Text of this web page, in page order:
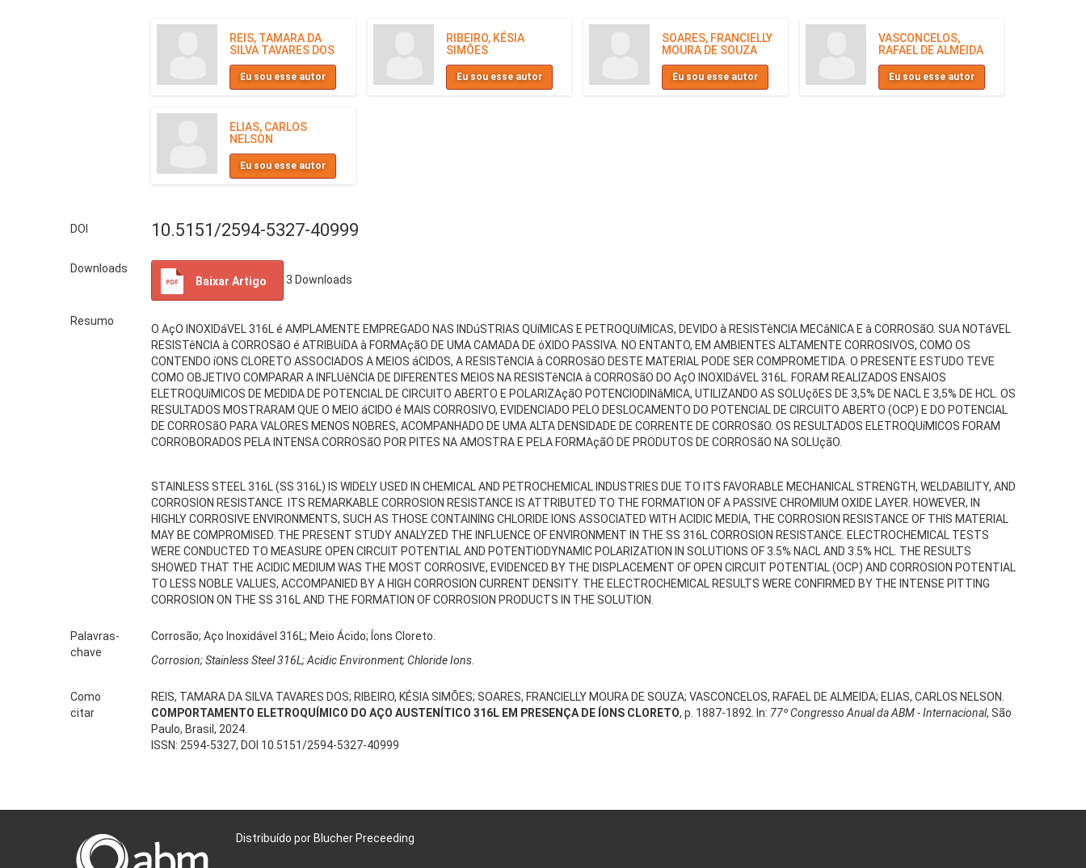
REIS, TAMARA DA
SILVA TAVARES DOS
Eu sou esse autor
RIBEIRO, KÉSIA
SIMÕES
Eu sou esse autor
SOARES, FRANCIELLY
MOURA DE SOUZA
Eu sou esse autor
VASCONCELOS,
RAFAEL DE ALMEIDA
Eu sou esse autor
ELIAS, CARLOS
NELSON
Eu sou esse autor
DOI 10.5151/2594-5327-40999
Downloads
Baixar Artigo
3 Downloads
Resumo
O AçO INOXIDáVEL 316L é AMPLAMENTE EMPREGADO NAS INDúSTRIAS QUíMICAS E PETROQUíMICAS, DEVIDO à RESISTêNCIA MECâNICA E à CORROSãO. SUA NOTáVEL
RESISTêNCIA à CORROSãO é ATRIBUíDA à FORMAçãO DE UMA CAMADA DE óXIDO PASSIVA. NO ENTANTO, EM AMBIENTES ALTAMENTE CORROSIVOS, COMO OS
CONTENDO íONS CLORETO ASSOCIADOS A MEIOS áCIDOS, A RESISTêNCIA à CORROSãO DESTE MATERIAL PODE SER COMPROMETIDA. O PRESENTE ESTUDO TEVE
COMO OBJETIVO COMPARAR A INFLUêNCIA DE DIFERENTES MEIOS NA RESISTêNCIA à CORROSãO DO AçO INOXIDáVEL 316L. FORAM REALIZADOS ENSAIOS
ELETROQUíMICOS DE MEDIDA DE POTENCIAL DE CIRCUITO ABERTO E POLARIZAçãO POTENCIODINâMICA, UTILIZANDO AS SOLUçõES DE 3,5% DE NACL E 3,5% DE HCL. OS
RESULTADOS MOSTRARAM QUE O MEIO áCIDO é MAIS CORROSIVO, EVIDENCIADO PELO DESLOCAMENTO DO POTENCIAL DE CIRCUITO ABERTO (OCP) E DO POTENCIAL
DE CORROSãO PARA VALORES MENOS NOBRES, ACOMPANHADO DE UMA ALTA DENSIDADE DE CORRENTE DE CORROSãO. OS RESULTADOS ELETROQUíMICOS FORAM
CORROBORADOS PELA INTENSA CORROSãO POR PITES NA AMOSTRA E PELA FORMAçãO DE PRODUTOS DE CORROSãO NA SOLUçãO.
STAINLESS STEEL 316L (SS 316L) IS WIDELY USED IN CHEMICAL AND PETROCHEMICAL INDUSTRIES DUE TO ITS FAVORABLE MECHANICAL STRENGTH, WELDABILITY, AND
CORROSION RESISTANCE. ITS REMARKABLE CORROSION RESISTANCE IS ATTRIBUTED TO THE FORMATION OF A PASSIVE CHROMIUM OXIDE LAYER. HOWEVER, IN
HIGHLY CORROSIVE ENVIRONMENTS, SUCH AS THOSE CONTAINING CHLORIDE IONS ASSOCIATED WITH ACIDIC MEDIA, THE CORROSION RESISTANCE OF THIS MATERIAL
MAY BE COMPROMISED. THE PRESENT STUDY ANALYZED THE INFLUENCE OF ENVIRONMENT IN THE SS 316L CORROSION RESISTANCE. ELECTROCHEMICAL TESTS
WERE CONDUCTED TO MEASURE OPEN CIRCUIT POTENTIAL AND POTENTIODYNAMIC POLARIZATION IN SOLUTIONS OF 3.5% NACL AND 3.5% HCL. THE RESULTS
SHOWED THAT THE ACIDIC MEDIUM WAS THE MOST CORROSIVE, EVIDENCED BY THE DISPLACEMENT OF OPEN CIRCUIT POTENTIAL (OCP) AND CORROSION POTENTIAL
TO LESS NOBLE VALUES, ACCOMPANIED BY A HIGH CORROSION CURRENT DENSITY. THE ELECTROCHEMICAL RESULTS WERE CONFIRMED BY THE INTENSE PITTING
CORROSION ON THE SS 316L AND THE FORMATION OF CORROSION PRODUCTS IN THE SOLUTION.
Palavras-
chave
Corrosão; Aço Inoxidável 316L; Meio Ácido; Íons Cloreto.
Corrosion; Stainless Steel 316L; Acidic Environment; Chloride Ions.
Como
citar
REIS, TAMARA DA SILVA TAVARES DOS; RIBEIRO, KÉSIA SIMÕES; SOARES, FRANCIELLY MOURA DE SOUZA; VASCONCELOS, RAFAEL DE ALMEIDA; ELIAS, CARLOS NELSON.
COMPORTAMENTO ELETROQUÍMICO DO AÇO AUSTENÍTICO 316L EM PRESENÇA DE ÍONS CLORETO, p. 1887-1892. In: 77º Congresso Anual da ABM - Internacional, São
Paulo, Brasil, 2024.
ISSN: 2594-5327, DOI 10.5151/2594-5327-40999
Distribuído por Blucher Preceeding